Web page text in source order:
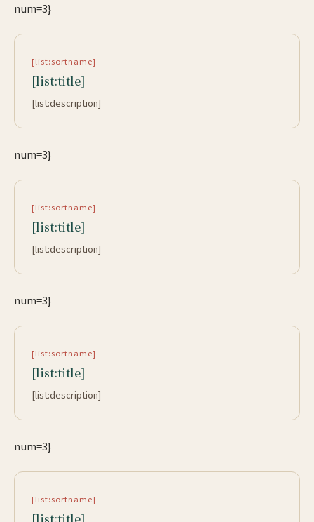
num=3}
[list:sortname]
[list:title]
[list:description]
num=3}
[list:sortname]
[list:title]
[list:description]
num=3}
[list:sortname]
[list:title]
[list:description]
num=3}
[list:sortname]